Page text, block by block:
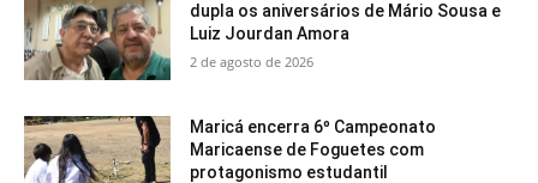
dupla os aniversários de Mário Sousa e
Luiz Jourdan Amora
2 de agosto de 2026
Maricá encerra 6º Campeonato
Maricaense de Foguetes com
protagonismo estudantil